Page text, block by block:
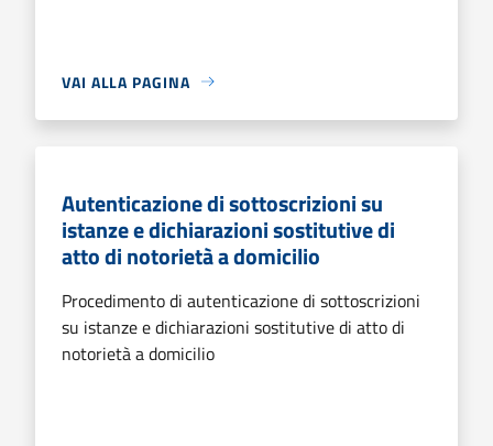
VAI ALLA PAGINA
Autenticazione di sottoscrizioni su
istanze e dichiarazioni sostitutive di
atto di notorietà a domicilio
Procedimento di autenticazione di sottoscrizioni
su istanze e dichiarazioni sostitutive di atto di
notorietà a domicilio